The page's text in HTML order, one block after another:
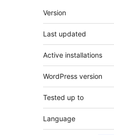
Metatiedot
Version
Last updated
Active installations
WordPress version
Tested up to
Language